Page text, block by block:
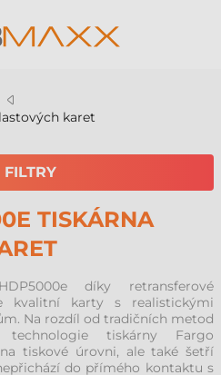
karet
TISKÁRNA
díky retransferové
kvalitní karty s realistickými
Na rozdíl od tradičních metod
tiskárny Fargo
tiskové úrovni, ale také šetří
do přímého kontaktu s
FILTRY